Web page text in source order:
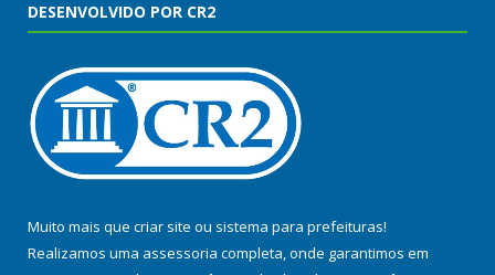
DESENVOLVIDO POR CR2
Muito mais que criar site ou sistema para prefeituras!
Realizamos uma assessoria completa, onde garantimos em